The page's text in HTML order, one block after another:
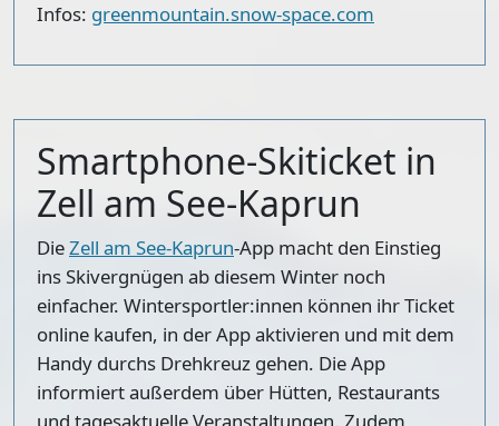
Infos: greenmountain.snow-space.com
Smartphone-Skiticket in
Zell am See-Kaprun
DieZell am See-Kaprun-App macht den Einstieg
ins Skivergnügen ab diesem Winter noch
einfacher. Wintersportler:innen können ihr Ticket
online kaufen, in der App aktivieren und mit dem
Handy durchs Drehkreuz gehen. Die App
informiert außerdem über Hütten, Restaurants